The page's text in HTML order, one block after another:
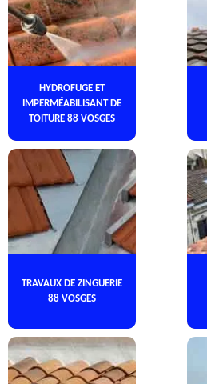
HYDROFUGE ET
IMPERMÉABILISANT DE
TOITURE 88 VOSGES
TRAVAUX DE ZINGUERIE
88 VOSGES